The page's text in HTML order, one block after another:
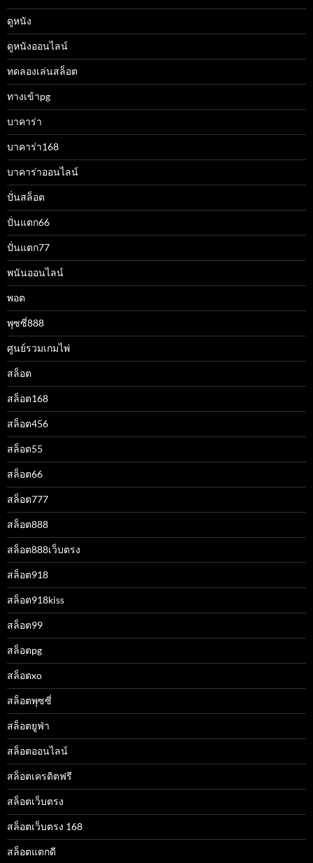
ดูหนัง
ดูหนังออนไลน์
ทดลองเล่นสล็อต
ทางเข้าpg
บาคาร่า
บาคาร่า168
บาคาร่าออนไลน์
ปั่นสล็อต
ปั่นแตก66
ปั่นแตก77
พนันออนไลน์
พอต
พุซซี่888
ศูนย์รวมเกมไพ่
สล็อต
สล็อต168
สล็อต456
สล็อต55
สล็อต66
สล็อต777
สล็อต888
สล็อต888เว็บตรง
สล็อต918
สล็อต918kiss
สล็อต99
สล็อตpg
สล็อตxo
สล็อตพุซซี่
สล็อตยูฟ่า
สล็อตออนไลน์
สล็อตเครดิตฟรี
สล็อตเว็บตรง
สล็อตเว็บตรง 168
สล็อตแตกดี